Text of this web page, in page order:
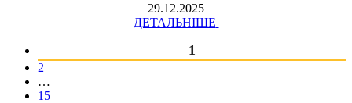
29.12.2025
ДЕТАЛЬНІШЕ
1
2
…
15